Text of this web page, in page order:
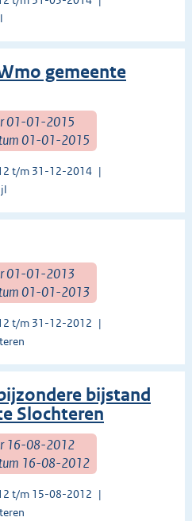
gemeente
01-01-2015
01-01-2015
t/m 31-12-2014
01-01-2013
01-01-2013
t/m 31-12-2012
bijstand
Slochteren
16-08-2012
16-08-2012
t/m 15-08-2012